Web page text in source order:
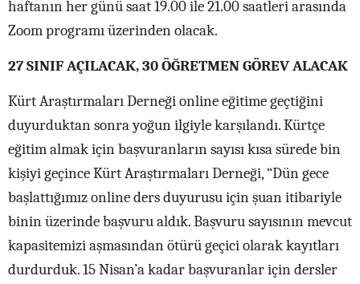
haftanın her günü saat 19.00 ile 21.00 saatleri arasında
Zoom programı üzerinden olacak.
27 SINIF AÇILACAK, 30 ÖĞRETMEN GÖREV ALACAK
Kürt Araştırmaları Derneği online eğitime geçtiğini
duyurduktan sonra yoğun ilgiyle karşılandı. Kürtçe
eğitim almak için başvuranların sayısı kısa sürede bin
kişiyi geçince Kürt Araştırmaları Derneği, “Dün gece
başlattığımız online ders duyurusu için şuan itibariyle
binin üzerinde başvuru aldık. Başvuru sayısının mevcut
kapasitemizi aşmasından ötürü geçici olarak kayıtları
durdurduk. 15 Nisan’a kadar başvuranlar için dersler